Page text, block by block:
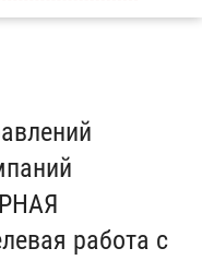
работа с